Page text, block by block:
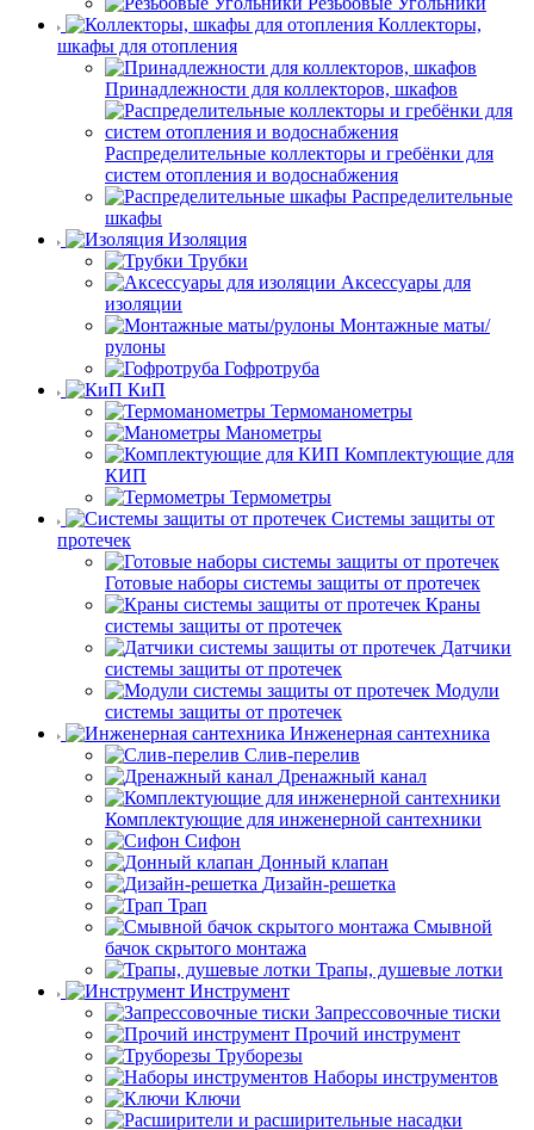
Коллекторы,
шкафы для отопления
Принадлежности для коллекторов, шкафов
Распределительные коллекторы и гребёнки для
систем отопления и водоснабжения
Распределительные
шкафы
Изоляция
Трубки
Аксессуары для
изоляции
Монтажные маты/
рулоны
Гофротруба
КиП
Термоманометры
Манометры
Комплектующие для
КИП
Термометры
Системы защиты от
протечек
Готовые наборы системы защиты от протечек
Краны
системы защиты от протечек
Датчики
системы защиты от протечек
Модули
системы защиты от протечек
Инженерная сантехника
Слив-перелив
Дренажный канал
Комплектующие для инженерной сантехники
Сифон
Донный клапан
Дизайн-решетка
Трап
Смывной
бачок скрытого монтажа
Трапы, душевые лотки
Инструмент
Запрессовочные тиски
Прочий инструмент
Труборезы
Наборы инструментов
Ключи